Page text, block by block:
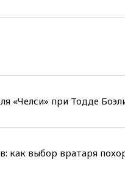
«Челси» при Тодде
как выбор вратаря